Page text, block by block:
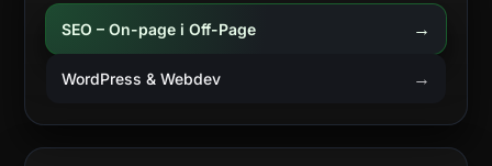
SEO – On-page i Off-Page →
WordPress & Webdev →